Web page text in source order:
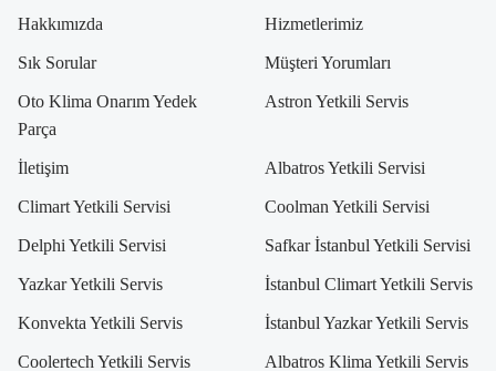
Hakkımızda Hizmetlerimiz
Sık Sorular Müşteri Yorumları
Oto Klima Onarım Yedek
Parça
Astron Yetkili Servis
İletişim Albatros Yetkili Servisi
Climart Yetkili Servisi Coolman Yetkili Servisi
Delphi Yetkili Servisi Safkar İstanbul Yetkili Servisi
Yazkar Yetkili Servis İstanbul Climart Yetkili Servis
Konvekta Yetkili Servis İstanbul Yazkar Yetkili Servis
Coolertech Yetkili Servis Albatros Klima Yetkili Servis